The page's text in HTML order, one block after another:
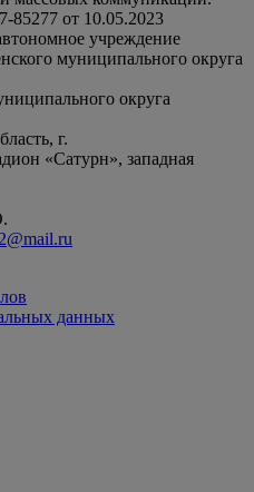
от 10.05.2023
учреждение
муниципального округа
округа
г.
«Сатурн», западная
данных